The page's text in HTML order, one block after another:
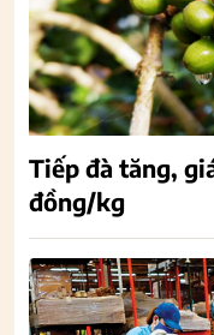
Tiếp đà tăng,
đồng/kg